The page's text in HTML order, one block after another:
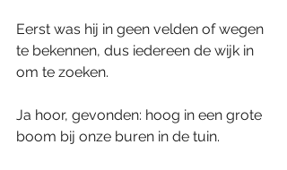
Eerst was hij in geen velden of wegen
te bekennen, dus iedereen de wijk in
om te zoeken.
Ja hoor, gevonden: hoog in een grote
boom bij onze buren in de tuin.